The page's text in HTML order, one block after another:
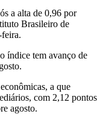
a alta de 0,96 por
Brasileiro de
índice tem avanço de
a que
com 2,12 pontos
agosto.